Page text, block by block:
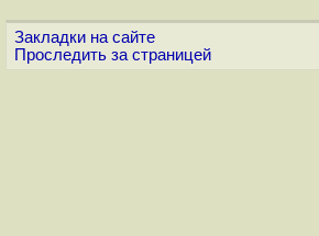
Закладки на сайте
Проследить за страницей